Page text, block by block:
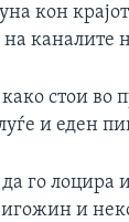
кон
каналите
стои во
и еден
го лоцира
и